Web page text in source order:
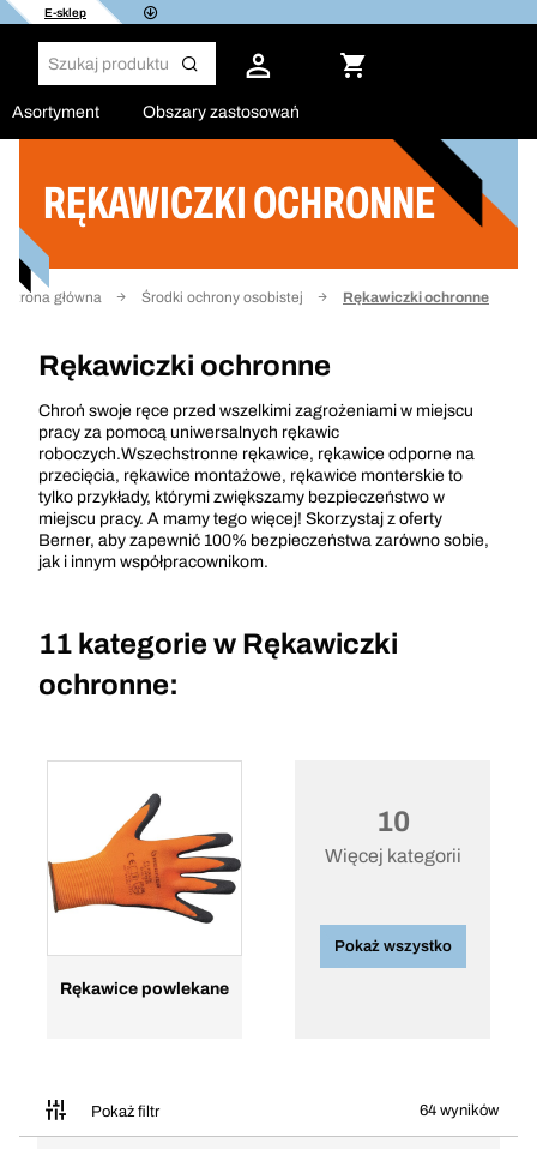
E-sklep
Asortyment Obszary zastosowań
RĘKAWICZKI OCHRONNE
Strona główna Środki ochrony osobistej Rękawiczki ochronne
Rękawiczki ochronne
Chroń swoje ręce przed wszelkimi zagrożeniami w miejscu
pracy za pomocą uniwersalnych rękawic
roboczych.Wszechstronne rękawice, rękawice odporne na
przecięcia, rękawice montażowe, rękawice monterskie to
tylko przykłady, którymi zwiększamy bezpieczeństwo w
miejscu pracy. A mamy tego więcej! Skorzystaj z oferty
Berner, aby zapewnić 100% bezpieczeństwa zarówno sobie,
jak i innym współpracownikom.
11 kategorie w Rękawiczki
ochronne:
Rękawice powlekane
10
Więcej kategorii
Pokaż wszystko
Pokaż filtr 64 wyników
Filtruj